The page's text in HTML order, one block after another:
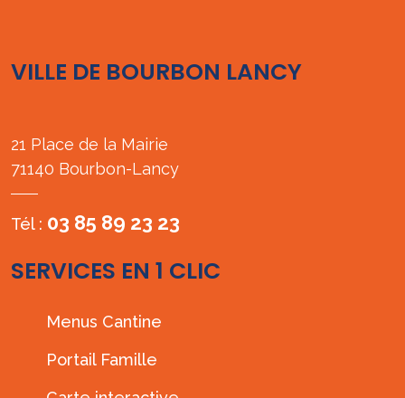
VILLE DE BOURBON LANCY
21 Place de la Mairie
71140 Bourbon-Lancy
Tél : 03 85 89 23 23
SERVICES EN 1 CLIC
Menus Cantine
Portail Famille